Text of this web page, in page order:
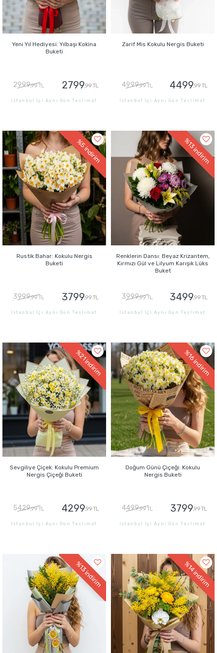
Yeni Yıl Hediyesi: Yılbaşı Kokina
Buketi
2999,99 TL 2799,99 TL
İstanbul İçi Aynı Gün Teslimat
Zarif Mis Kokulu Nergis Buketi
4999,99 TL 4499,99 TL
İstanbul İçi Aynı Gün Teslimat
%5
indirim
Rustik Bahar: Kokulu Nergis
Buketi
3999,99 TL 3799,99 TL
İstanbul İçi Aynı Gün Teslimat
%13
indirim
Renklerin Dansı: Beyaz Krizantem,
Kırmızı Gül ve Lilyum Karışık Lüks
Buket
3999,99 TL 3499,99 TL
İstanbul İçi Aynı Gün Teslimat
%21
indirim
Sevgiliye Çiçek: Kokulu Premium
Nergis Çiçeği Buketi
5429,99 TL 4299,99 TL
İstanbul İçi Aynı Gün Teslimat
%16
indirim
Doğum Günü Çiçeği: Kokulu
Nergis Buketi
4499,99 TL 3799,99 TL
İstanbul İçi Aynı Gün Teslimat
%13
indirim
%14
indirim